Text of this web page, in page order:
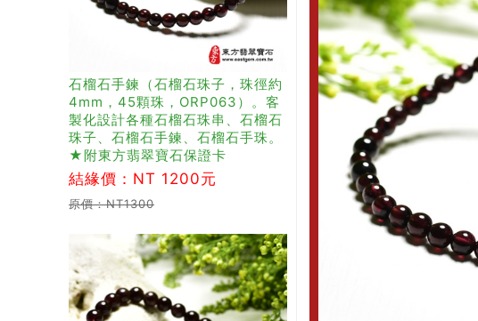
石榴石手鍊（石榴石珠子，珠徑約
4mm，45顆珠，ORP063）。客
製化設計各種石榴石珠串、石榴石
珠子、石榴石手鍊、石榴石手珠。
★附東方翡翠寶石保證卡
結緣價：NT 1200元
原價：NT1300